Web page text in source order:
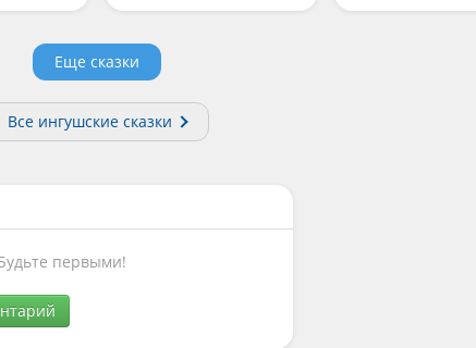
Еще сказки
Все ингушские сказки
первыми!